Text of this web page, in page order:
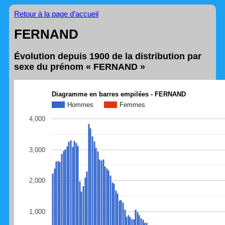
Retour à la page d’accueil
FERNAND
Évolution depuis 1900 de la distribution par
sexe du prénom « FERNAND »
Diagramme en barres empilées - FERNAND
Hommes
Femmes
1,000
2,000
3,000
4,000